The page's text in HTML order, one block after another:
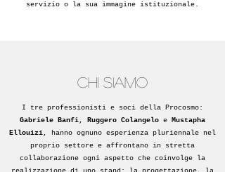
servizio o la sua immagine istituzionale.
CHI SIAMO
I tre professionisti e soci della Procosmo:
Gabriele Banfi, Ruggero Colangelo e Mustapha
Ellouizi, hanno ognuno esperienza pluriennale nel
proprio settore e affrontano in stretta
collaborazione ogni aspetto che coinvolge la